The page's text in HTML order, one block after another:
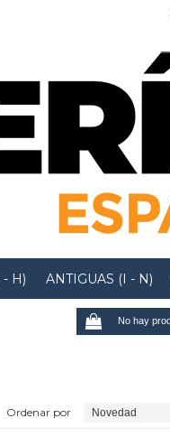
- H) ANTIGUAS (I - N)
No hay
Ordenar por